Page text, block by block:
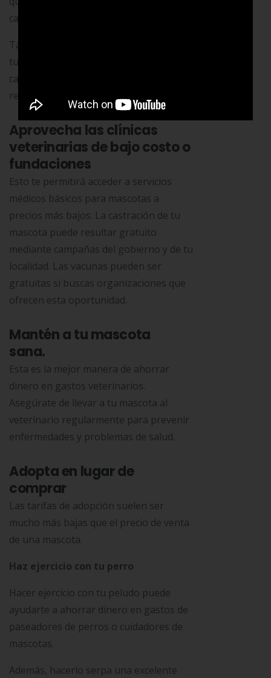
camisetas o mantas.
También en YouTube encuentras
tutoriales de cómo hacer juguetes y
camas para mascotas con materiales
reciclados.
Aprovecha las clínicas
veterinarias de bajo costo o
fundaciones
Esto te permitirá acceder a servicios
médicos básicos para mascotas a
precios más bajos. La castración de tu
mascota puede resultar gratuito
mediante campañas del gobierno y de tu
localidad. Las vacunas pueden ser
gratuitas si buscas organizaciones que
ofrecen esta oportunidad.
Mantén a tu mascota
sana.
Esta es la mejor manera de ahorrar
dinero en gastos veterinarios.
Asegúrate de llevar a tu mascota al
veterinario regularmente para prevenir
enfermedades y problemas de salud.
Adopta en lugar de
comprar
Las tarifas de adopción suelen ser
mucho más bajas que el precio de venta
de una mascota.
Haz ejercicio con tu perro
Hacer ejercicio con tu peludo puede
ayudarte a ahorrar dinero en gastos de
paseadores de perros o cuidadores de
mascotas.
Además, hacerlo serpa una excelente